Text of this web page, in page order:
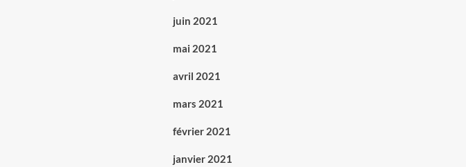
juin 2021
mai 2021
avril 2021
mars 2021
février 2021
janvier 2021